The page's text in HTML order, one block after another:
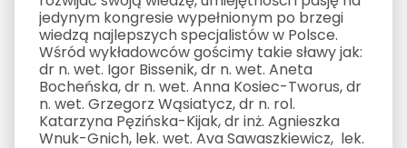
jedynym kongresie wypełnionym po brzegi
wiedzą najlepszych specjalistów w Polsce.
Wśród wykładowców gościmy takie sławy jak:
dr n. wet. Igor Bissenik, dr n. wet. Aneta
Bocheńska, dr n. wet. Anna Kosiec-Tworus, dr
n. wet. Grzegorz Wąsiatycz, dr n. rol.
Katarzyna Pęzińska-Kijak, dr inż. Agnieszka
Wnuk-Gnich, lek. wet. Ava Sawaszkiewicz, lek.